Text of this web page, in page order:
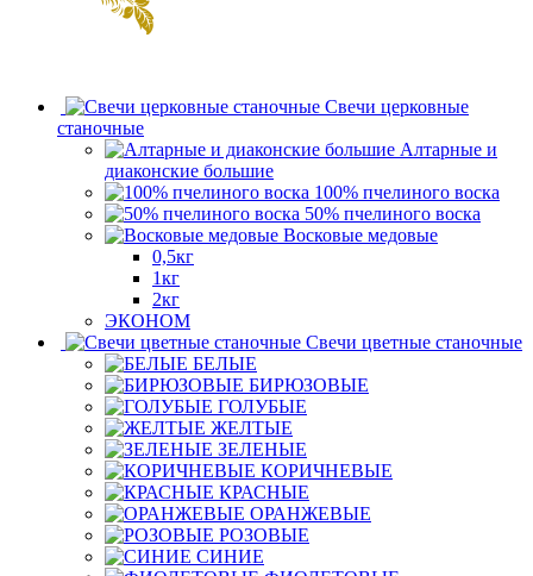
Свечи церковные
станочные
Алтарные и
диаконские большие
100% пчелиного воска
50% пчелиного воска
Восковые медовые
0,5кг
1кг
2кг
ЭКОНОМ
Свечи цветные станочные
БЕЛЫЕ
БИРЮЗОВЫЕ
ГОЛУБЫЕ
ЖЕЛТЫЕ
ЗЕЛЕНЫЕ
КОРИЧНЕВЫЕ
КРАСНЫЕ
ОРАНЖЕВЫЕ
РОЗОВЫЕ
СИНИЕ